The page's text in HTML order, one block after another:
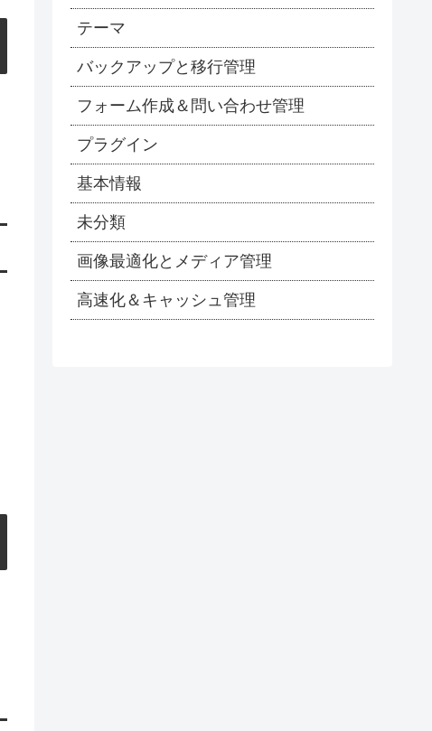
テーマ
バックアップと移行管理
フォーム作成＆問い合わせ管理
プラグイン
基本情報
未分類
画像最適化とメディア管理
高速化＆キャッシュ管理